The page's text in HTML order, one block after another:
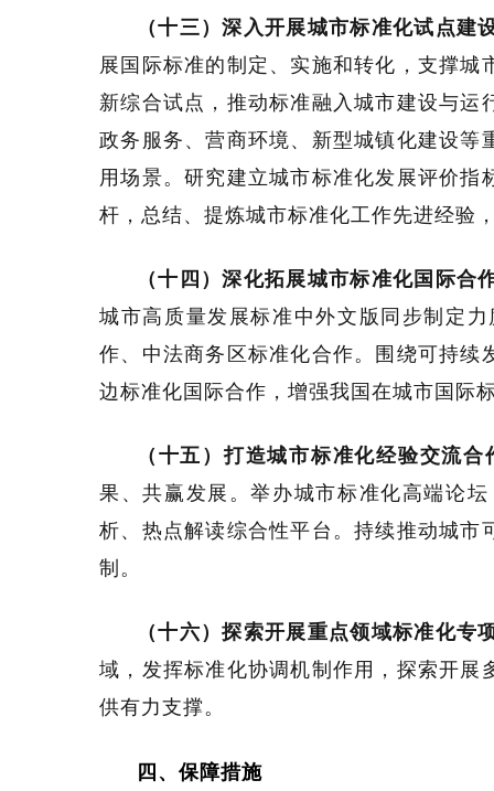
（十三）深入开展城市标准化试点建
展国际标准的制定、实施和转化，支撑
新综合试点，推动标准融入城市建设与
政务服务、营商环境、新型城镇化建设
用场景。研究建立城市标准化发展评价
杆，总结、提炼城市标准化工作先进经验
（十四）深化拓展城市标准化国际合
城市高质量发展标准中外文版同步制定
作、中法商务区标准化合作。围绕可持续
边标准化国际合作，增强我国在城市国际
（十五）打造城市标准化经验交流合
果、共赢发展。举办城市标准化高端论
析、热点解读综合性平台。持续推动城
制。
（十六）探索开展重点领域标准化专
域，发挥标准化协调机制作用，探索开
供有力支撑。
四、保障措施